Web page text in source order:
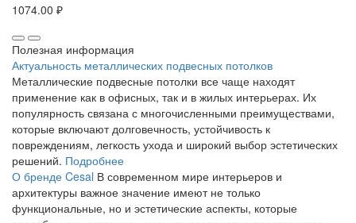
1074.00 ₽
Полезная информация
Актуальность металлических подвесных потолков
Металлические подвесные потолки все чаще находят
применение как в офисных, так и в жилых интерьерах. Их
популярность связана с многочисленными преимуществами,
которые включают долговечность, устойчивость к
повреждениям, легкость ухода и широкий выбор эстетических
решений. Подробнее
О бренде Cesal В современном мире интерьеров и
архитектуры важное значение имеют не только
функциональные, но и эстетические аспекты, которые